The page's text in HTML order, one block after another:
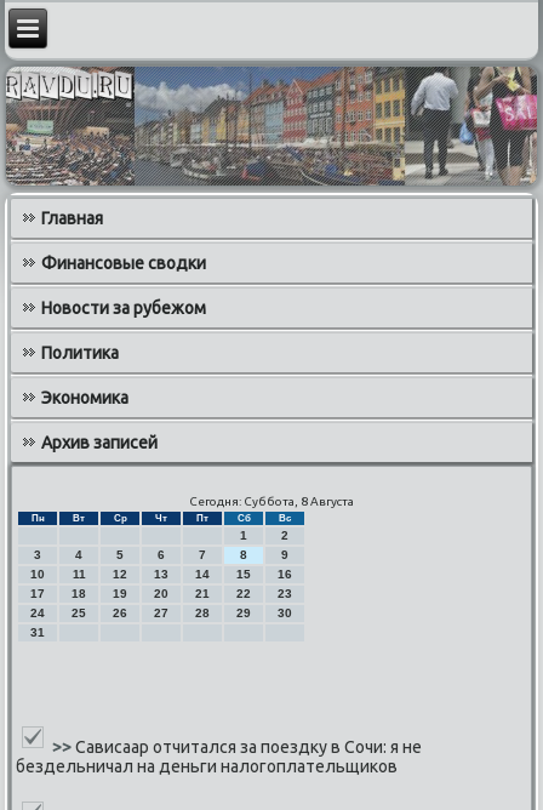
Главная
Финансовые сводки
Новости за рубежом
Политика
Экономика
Архив записей
Сегодня: Суббота, 8 Августа
Пн Вт Ср Чт Пт Сб Вс
1
2
3
4 5 6 7 8
9
10
11 12 13 14 15
16
17
18 19 20 21 22
23
24
25 26 27 28 29
30
31
>>Сависаар отчитался за поездку в Сочи: я не
бездельничал на деньги налогоплательщиков